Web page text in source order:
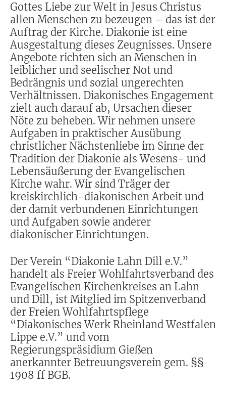
Gottes Liebe zur Welt in Jesus Christus
allen Menschen zu bezeugen – das ist der
Auftrag der Kirche. Diakonie ist eine
Ausgestaltung dieses Zeugnisses. Unsere
Angebote richten sich an Menschen in
leiblicher und seelischer Not und
Bedrängnis und sozial ungerechten
Verhältnissen. Diakonisches Engagement
zielt auch darauf ab, Ursachen dieser
Nöte zu beheben. Wir nehmen unsere
Aufgaben in praktischer Ausübung
christlicher Nächstenliebe im Sinne der
Tradition der Diakonie als Wesens- und
Lebensäußerung der Evangelischen
Kirche wahr. Wir sind Träger der
kreiskirchlich-diakonischen Arbeit und
der damit verbundenen Einrichtungen
und Aufgaben sowie anderer
diakonischer Einrichtungen.
Der Verein “Diakonie Lahn Dill e.V.”
handelt als Freier Wohlfahrtsverband des
Evangelischen Kirchenkreises an Lahn
und Dill, ist Mitglied im Spitzenverband
der Freien Wohlfahrtspflege
“Diakonisches Werk Rheinland Westfalen
Lippe e.V.” und vom
Regierungspräsidium Gießen
anerkannter Betreuungsverein gem. §§
1908 ff BGB.